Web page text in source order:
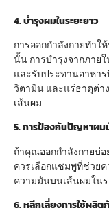
4. บำรุงผมในระยะยาว
การออกกำลังกายทำใ
นั้น การบำรุงจากภาย
และรับประทานอาหา
วิตามิน และแร่ธาตุต่า
เส้นผม
5. การป้องกันปัญหาผม
ถ้าคุณออกกำลังกายบ่อ
ควรเลือกแชมพูที่ช่วย
ความมันบนเส้นผมใน
6. หลีกเลี่ยงการใช้ผลิ